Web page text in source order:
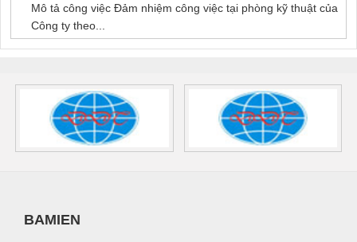
Mô tả công việc Đảm nhiệm công việc tại phòng kỹ thuật của
Công ty theo...
BAMIEN